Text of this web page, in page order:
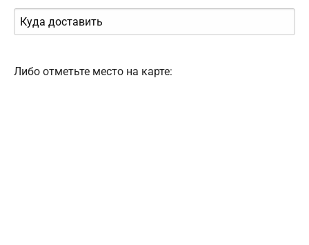
Либо отметьте место на карте: